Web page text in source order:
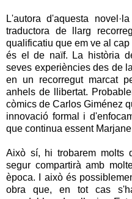
L'autora d'aquesta
traductora de llarg
qualificatiu que em ve al
és el de naïf. La història
seves experiències des de
en un recorregut marcat
anhels de llibertat.
còmics de Carlos Giménez
innovació formal i
que continua essent
Això sí, hi trobarem molts
segur compartirà amb
època. I això és
obra que, en tot cas